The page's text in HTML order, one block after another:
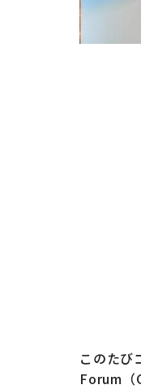
このた
Forum（